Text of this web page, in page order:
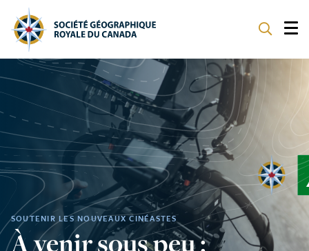
À NOTRE SUJET
PROGRAMMES
SOUTENIR
SOUTENIR LES NOUVEAUX CINÉASTES
À venir sous peu :